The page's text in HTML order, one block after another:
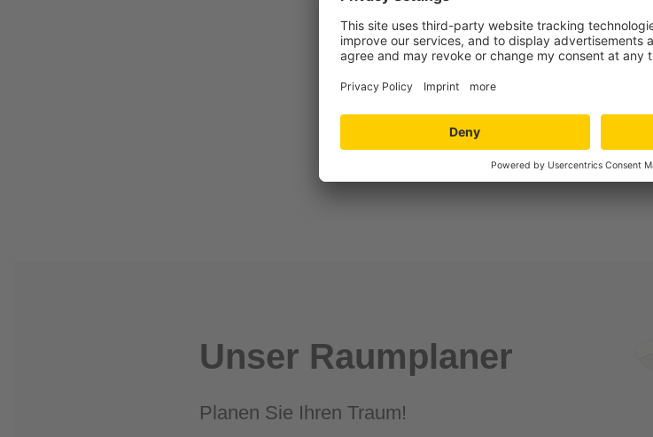
Unser Raumplaner
Planen Sie Ihren Traum!